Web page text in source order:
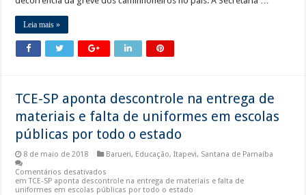
Leia mais »
TCE-SP aponta descontrole na entrega de
materiais e falta de uniformes em escolas
públicas por todo o estado
8 de maio de 2018 Barueri, Educação,Itapevi, Santana de Parnaíba
Comentários desativados
em TCE-SP aponta descontrole na entrega de materiais e falta de
uniformes em escolas públicas por todo o estado